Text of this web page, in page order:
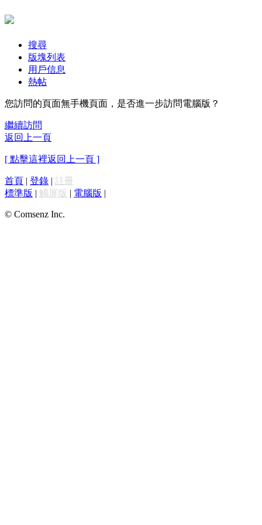
搜尋
版塊列表
用戶信息
熱帖
您訪問的頁面無手機頁面，是否進一步訪問電腦版？
繼續訪問
返回上一頁
[ 點擊這裡返回上一頁 ]
首頁 | 登錄 | 註冊
標準版 | 觸屏版 | 電腦版 |
© Comsenz Inc.